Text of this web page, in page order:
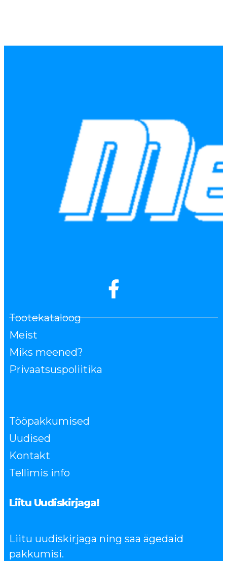
Tootekataloog
Meist
Miks meened?
Privaatsuspoliitika
Tööpakkumised
Uudised
Kontakt
Tellimis info
Liitu Uudiskirjaga!
Liitu uudiskirjaga ning saa ägedaid
pakkumisi.